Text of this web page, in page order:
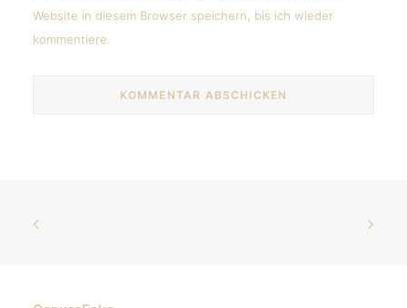
Website in diesem Browser speichern, bis ich wieder
kommentiere.